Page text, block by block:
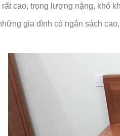
rất cao, trọng lượng nặng, khó
gia đình có ngân sách